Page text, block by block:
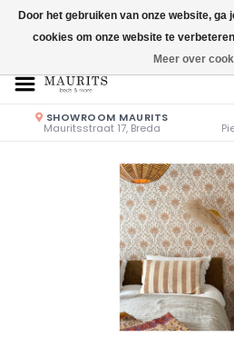
Openingstijden: Vrijdag & Zaterdag
SHOWROOM MAURITS
Mauritsstraat 17, Breda
Door het gebruiken van onze website,
cookies om onze website te
Meer over